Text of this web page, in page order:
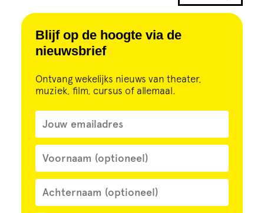
Blijf op de hoogte via de
nieuwsbrief
Ontvang wekelijks nieuws van theater,
muziek, film, cursus of allemaal.